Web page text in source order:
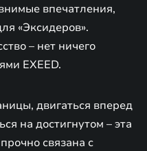
впечатления,
«Эксидеров».
– нет ничего
EXEED.
двигаться вперед
на достигнутом – эта
связана с